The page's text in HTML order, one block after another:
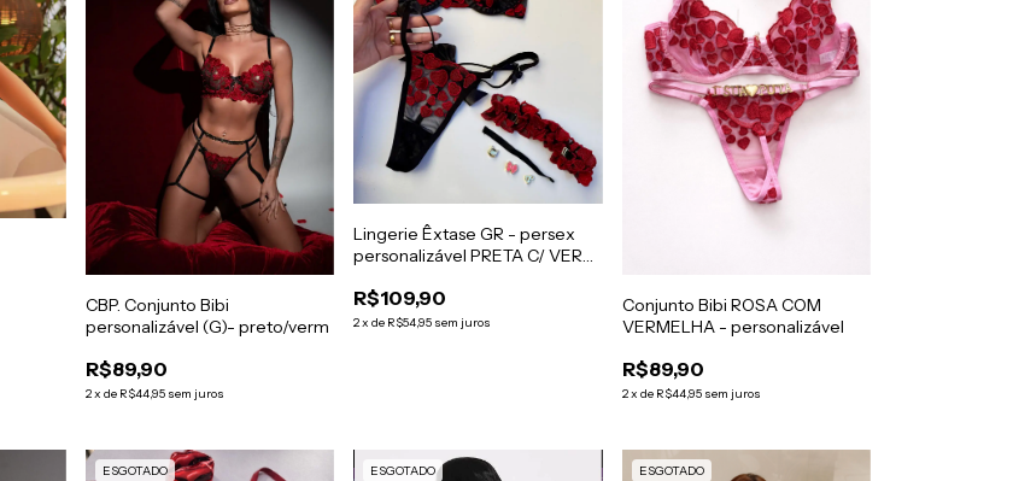
CBP. Conjunto Bibi
personalizável (G)- preto/verm
R$89,90
2x de R$44,95 sem juros
Lingerie Êxtase GR - persex
personalizável PRETA C/ VERM
R$109,90
2xde R$54,95 sem juros
Conjunto Bibi ROSA COM
VERMELHA - personalizável
R$89,90
2x de R$44,95 sem juros
ESGOTADO ESGOTADO ESGOTADO